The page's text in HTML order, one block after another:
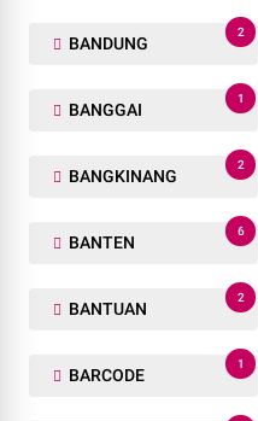
BANDUNG
2
BANGGAI
1
BANGKINANG
2
BANTEN
6
BANTUAN
2
BARCODE
1